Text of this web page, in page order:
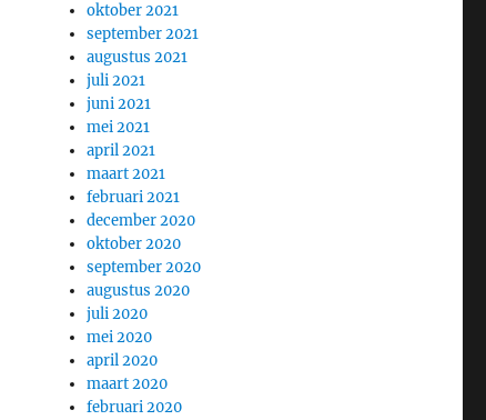
oktober 2021
september 2021
augustus 2021
juli 2021
juni 2021
mei 2021
april 2021
maart 2021
februari 2021
december 2020
oktober 2020
september 2020
augustus 2020
juli 2020
mei 2020
april 2020
maart 2020
februari 2020